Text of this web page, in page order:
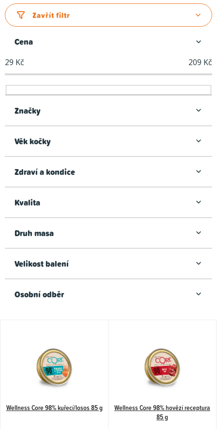
z
e
í
p
r
o
u
t
Zavřít filtr
Cena
29 Kč 209 Kč
Značky
Věk kočky
Zdraví a kondice
Kvalita
Druh masa
Velikost balení
Osobní odběr
r
Wellness Core 98% kuřecí/losos 85 g
Wellness Core 98% hovězí receptura
85 g